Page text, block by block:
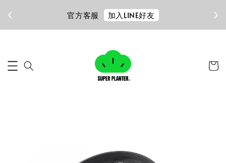
官方客服 加入LINE好友